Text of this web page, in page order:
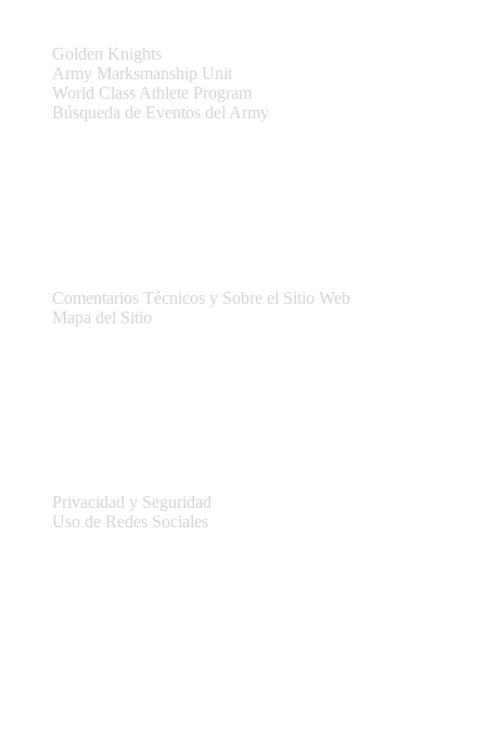
Golden Knights
Army Marksmanship Unit
World Class Athlete Program
Búsqueda de Eventos del Army
Comentarios Técnicos y Sobre el Sitio Web
Mapa del Sitio
Privacidad y Seguridad
Uso de Redes Sociales